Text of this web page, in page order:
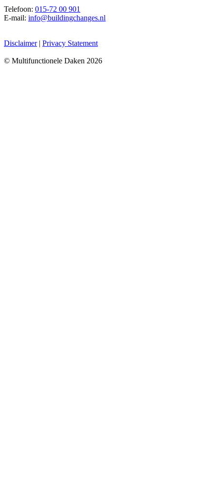
Telefoon: 015-72 00 901
E-mail: info@buildingchanges.nl
Disclaimer| Privacy Statement
© Multifunctionele Daken 2026